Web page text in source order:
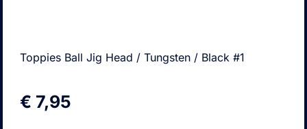
Toppies Ball Jig Head / Tungsten / Black #1
€ 7,95